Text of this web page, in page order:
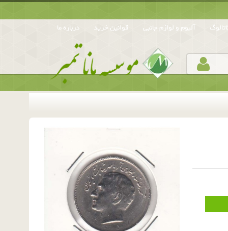
آلبوم و لوازم جانبی قوانین خرید درباره ما